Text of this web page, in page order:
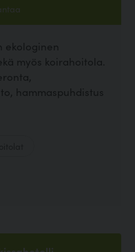
ekologinen
myös koirahoitola.
hammaspuhdistus